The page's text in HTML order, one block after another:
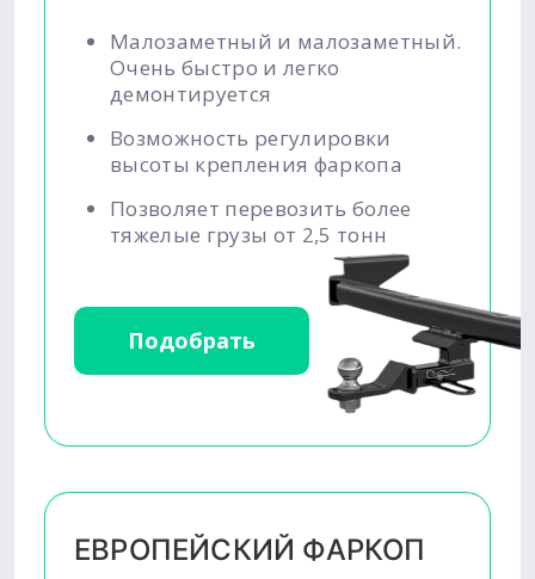
Малозаметный и малозаметный.
Очень быстро и легко
демонтируется
Возможность регулировки
высоты крепления фаркопа
Позволяет перевозить более
тяжелые грузы от 2,5 тонн
Подобрать
ЕВРОПЕЙСКИЙ ФАРКОП